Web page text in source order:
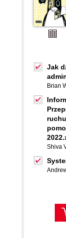
Jak
Brian
Shiva